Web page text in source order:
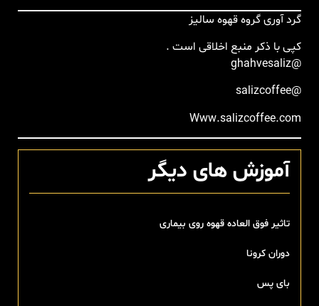
گرد آوری گروه قهوه سالیز
کپی با ذکر منبع اخلاقی است .
@ghahvesaliz
@salizcoffee
Www.salizcoffee.com
آموزش های دیگر
تاثیر فوق العاده قهوه روی بیماری
دوران کرونا
بای پس